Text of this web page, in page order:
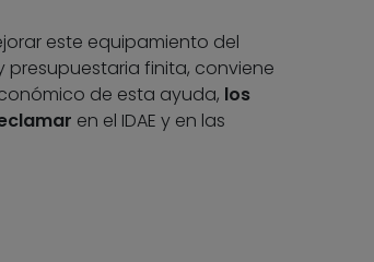
este equipamiento del
finita, conviene
de esta ayuda, los
en el IDAE y en las